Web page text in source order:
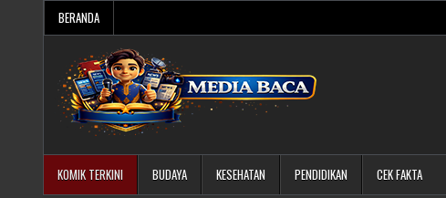
BERANDA
Media Baca
KOMIK TERKINI BUDAYA KESEHATAN PENDIDIKAN CEK FAKTA